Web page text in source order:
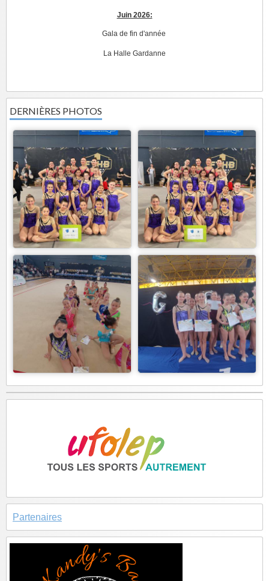
Juin 2026:
Gala de fin d'année
La Halle Gardanne
DERNIÈRES PHOTOS
Partenaires